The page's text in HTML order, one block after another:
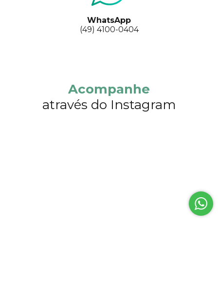
WhatsApp
(49) 4100-0404
Acompanhe
através do Instagram